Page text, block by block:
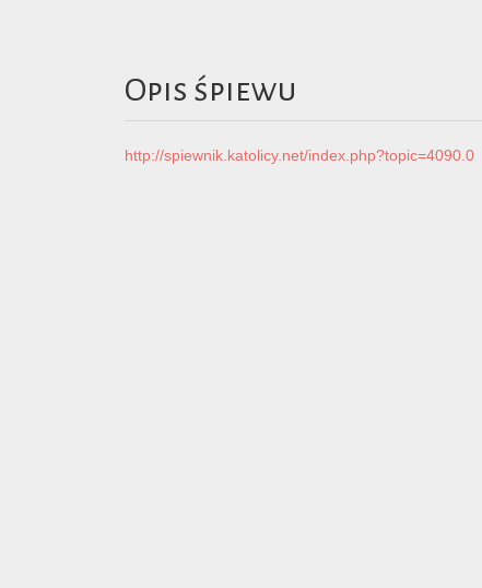
Opis śpiewu
http://spiewnik.katolicy.net/index.php?topic=4090.0